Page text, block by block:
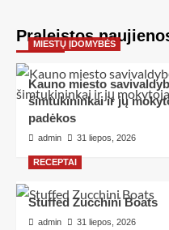
Praleistos
MIESTŲ ĮDOMYBĖS
Kauno miesto
šimtukininkai ir jų
padėkos
admin 31 liepos, 2026
RECEPTAI
Stuffed Zucchini Boats
admin 31 liepos, 2026